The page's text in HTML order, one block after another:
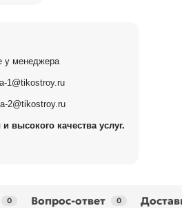
у менеджера
1@tikostroy.ru
2@tikostroy.ru
высокого качества услуг.
0 Вопрос-ответ 0